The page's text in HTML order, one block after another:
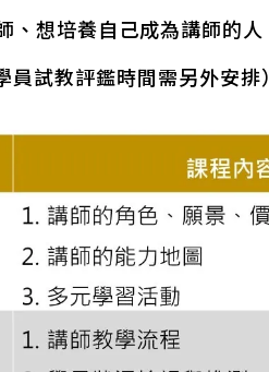
、想培養自己成為講師的人
試教評鑑時間需另外安排）